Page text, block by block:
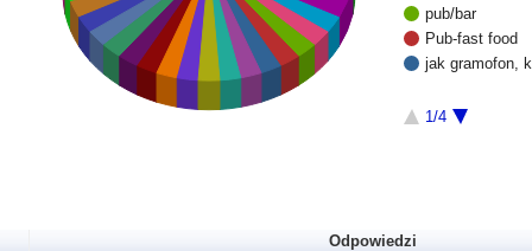
pub/bar
Pub-fast food
jak gramofon,
1/4
Odpowiedzi